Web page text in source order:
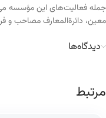
معین، دائرةالمعارف مصاحب و
دیدگاه‌ها
مرتبط